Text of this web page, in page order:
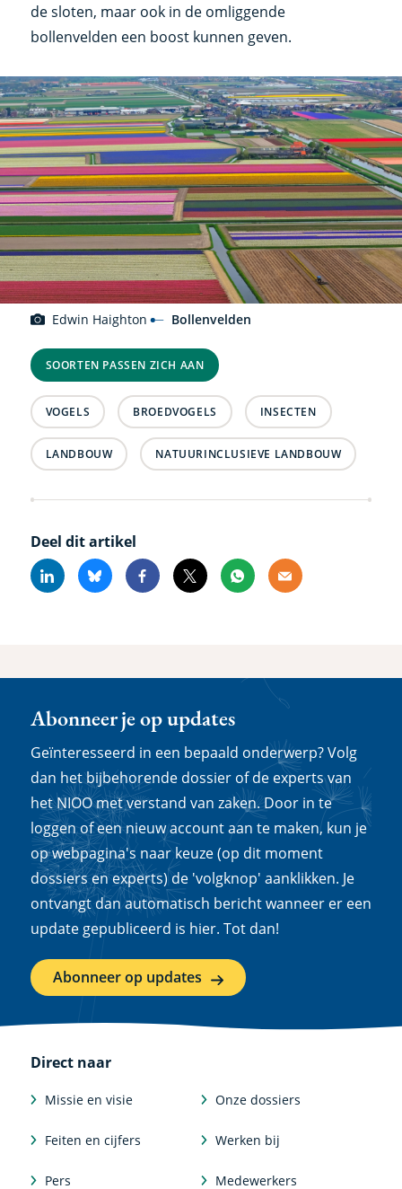
de sloten, maar ook in de omliggende
bollenvelden een boost kunnen geven.
Edwin Haighton Bollenvelden
SOORTEN PASSEN ZICH AAN
VOGELS BROEDVOGELS INSECTEN
LANDBOUW NATUURINCLUSIEVE LANDBOUW
Deel dit artikel
LinkedinBlueskyFacebook
X Whatsapp
Email
Abonneer je op updates
Geïnteresseerd in een bepaald onderwerp? Volg
dan het bijbehorende dossier of de experts van
het NIOO met verstand van zaken. Door in te
loggen of een nieuw account aan te maken, kun je
op webpagina's naar keuze (op dit moment
dossiers en experts) de 'volgknop' aanklikken. Je
ontvangt dan automatisch bericht wanneer er een
update gepubliceerd is hier. Tot dan!
Abonneer op updates
Direct naar
Missie en visie Onze dossiers
Feiten en cijfers Werken bij
Pers Medewerkers